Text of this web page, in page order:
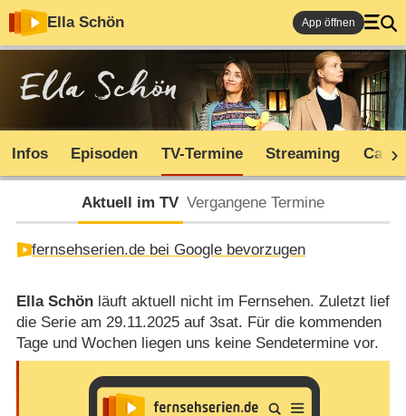
Ella Schön App öffnen
Infos Episoden TV-Termine Streaming Cast
Aktuell im TV Vergangene Termine
fernsehserien.de bei Google bevorzugen
Ella Schönläuft aktuell nicht im Fernsehen. Zuletzt lief
die Serie am 29.11.2025 auf 3sat. Für die kommenden
Tage und Wochen liegen uns keine Sendetermine vor.